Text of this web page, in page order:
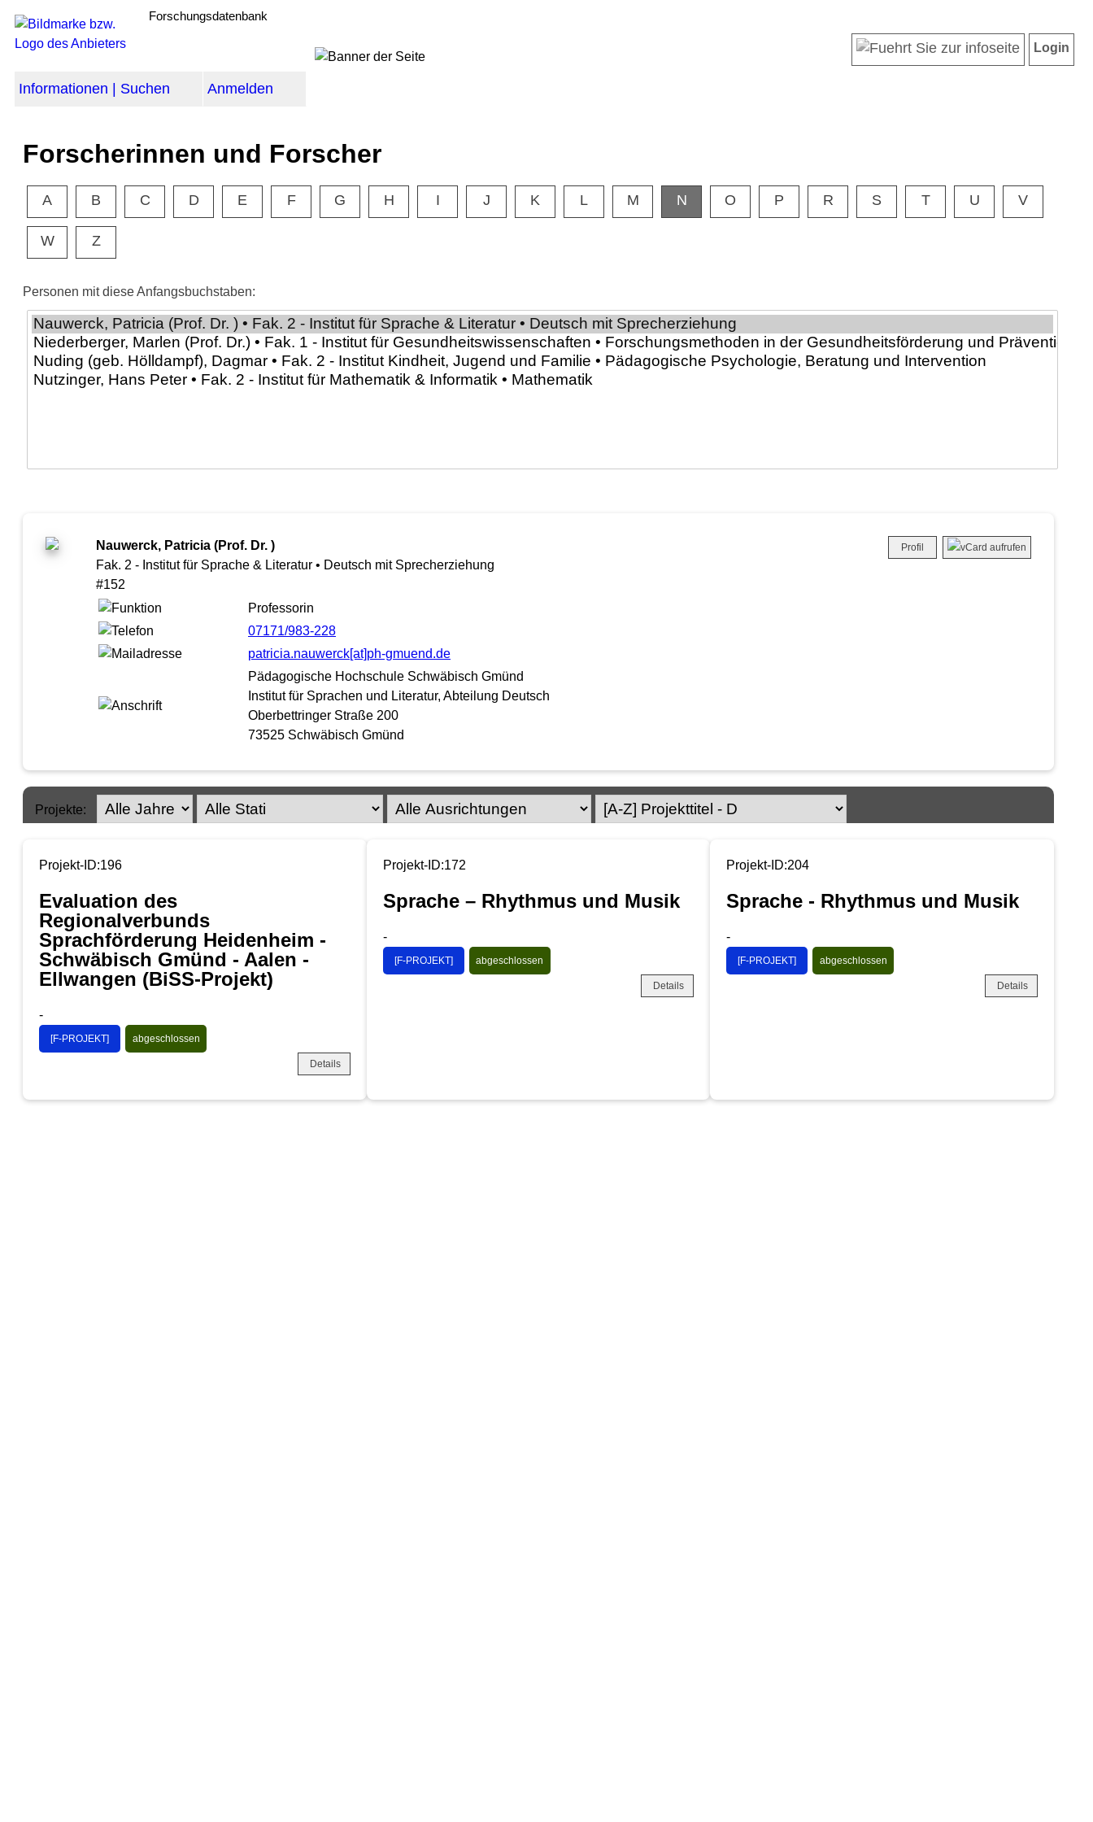
Forschungsdatenbank
Informationen | Suchen Anmelden
Login
Forscherinnen und Forscher
A B C D E F G H I J K L M N O P R S T U V
W Z
Personen mit diese Anfangsbuchstaben:
Nauwerck, Patricia (Prof. Dr. )
Fak. 2 - Institut für Sprache & Literatur • Deutsch mit Sprecherziehung
#152
Professorin
07171/983-228
patricia.nauwerck[at]ph-gmuend.de
Pädagogische Hochschule Schwäbisch Gmünd
Institut für Sprachen und Literatur, Abteilung Deutsch
Oberbettringer Straße 200
73525 Schwäbisch Gmünd
Profil
Projekte:
Projekt-ID:196
Evaluation des
Regionalverbunds
Sprachförderung Heidenheim -
Schwäbisch Gmünd - Aalen -
Ellwangen (BiSS-Projekt)
-
[F-PROJEKT] abgeschlossen
Details
Projekt-ID:172
Sprache – Rhythmus und Musik
-
[F-PROJEKT] abgeschlossen
Details
Projekt-ID:204
Sprache - Rhythmus und Musik
-
[F-PROJEKT] abgeschlossen
Details